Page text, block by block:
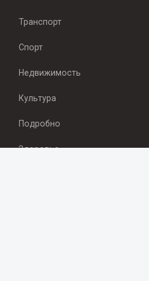
Транспорт
Спорт
Недвижимость
Культура
Подробно
Здоровье